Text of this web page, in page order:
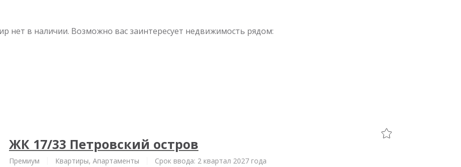
нет в наличии. Возможно вас заинтересует недвижимость рядом:
ЖК 17/33 Петровский остров
Премиум Квартиры, Апартаменты Срок ввода: 2 квартал 2027 года